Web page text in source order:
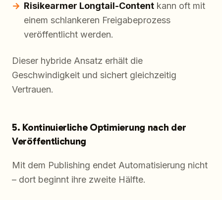
Risikearmer Longtail-Content kann oft mit
einem schlankeren Freigabeprozess
veröffentlicht werden.
Dieser hybride Ansatz erhält die
Geschwindigkeit und sichert gleichzeitig
Vertrauen.
5. Kontinuierliche Optimierung nach der
Veröffentlichung
Mit dem Publishing endet Automatisierung nicht
– dort beginnt ihre zweite Hälfte.